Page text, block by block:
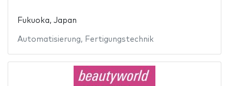
Fukuoka, Japan
Automatisierung, Fertigungstechnik